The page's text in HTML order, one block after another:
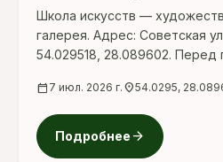
Школа искусств —
галерея. Адрес: Советская
54.029518, 28.089602. Перед
и актуальные условия на
calendar_today 7 июл. 2026 г. location_on54.0295,
Подробнее arrow_forward